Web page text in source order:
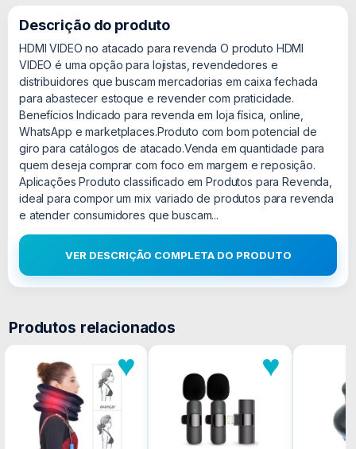
Descrição do produto
HDMI VIDEO no atacado para revenda O produto HDMI
VIDEO é uma opção para lojistas, revendedores e
distribuidores que buscam mercadorias em caixa fechada
para abastecer estoque e revender com praticidade.
Benefícios Indicado para revenda em loja física, online,
WhatsApp e marketplaces.Produto com bom potencial de
giro para catálogos de atacado.Venda em quantidade para
quem deseja comprar com foco em margem e reposição.
Aplicações Produto classificado em Produtos para Revenda,
ideal para compor um mix variado de produtos para revenda
e atender consumidores que buscam...
VER DESCRIÇÃO COMPLETA DO PRODUTO
Produtos relacionados
♥ ♥